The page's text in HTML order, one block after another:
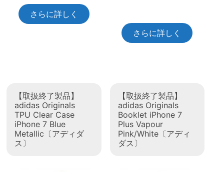
さらに詳しく
さらに詳しく
【取扱終了製品】
adidas Originals
TPU Clear Case
iPhone 7 Blue
Metallic〔アディダ
ス〕
【取扱終了製品】
adidas Originals
Booklet iPhone 7
Plus Vapour
Pink/White〔アディ
ダス〕